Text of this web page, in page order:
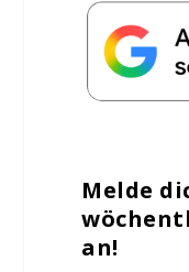
Melde
an!